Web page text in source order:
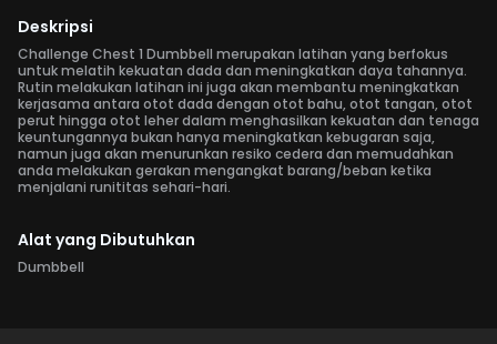
Deskripsi
Challenge Chest 1 Dumbbell merupakan latihan yang berfokus
untuk melatih kekuatan dada dan meningkatkan daya tahannya.
Rutin melakukan latihan ini juga akan membantu meningkatkan
kerjasama antara otot dada dengan otot bahu, otot tangan, otot
perut hingga otot leher dalam menghasilkan kekuatan dan tenaga
keuntungannya bukan hanya meningkatkan kebugaran saja,
namun juga akan menurunkan resiko cedera dan memudahkan
anda melakukan gerakan mengangkat barang/beban ketika
menjalani runititas sehari-hari.
Alat yang Dibutuhkan
Dumbbell